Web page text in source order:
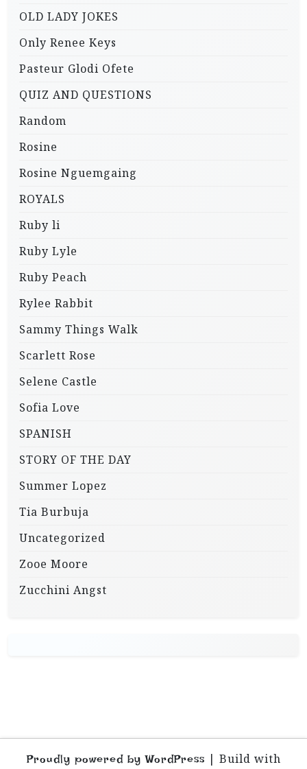
OLD LADY JOKES
Only Renee Keys
Pasteur Glodi Ofete
QUIZ AND QUESTIONS
Random
Rosine
Rosine Nguemgaing
ROYALS
Ruby li
Ruby Lyle
Ruby Peach
Rylee Rabbit
Sammy Things Walk
Scarlett Rose
Selene Castle
Sofia Love
SPANISH
STORY OF THE DAY
Summer Lopez
Tia Burbuja
Uncategorized
Zooe Moore
Zucchini Angst
Proudly powered by WordPress | Build with